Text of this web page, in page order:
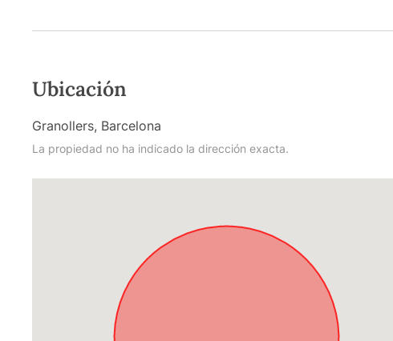
Ubicación
Granollers, Barcelona
La propiedad no ha indicado la dirección exacta.